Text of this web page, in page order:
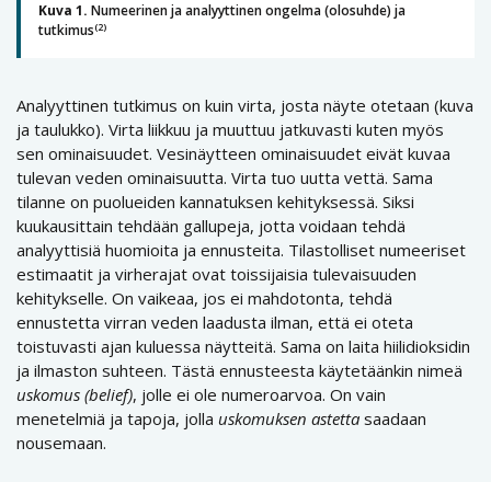
Kuva 1. Numeerinen ja analyyttinen ongelma (olosuhde) ja
tutkimus(2)
Analyyttinen tutkimus on kuin virta, josta näyte otetaan (kuva
ja taulukko). Virta liikkuu ja muuttuu jatkuvasti kuten myös
sen ominaisuudet. Vesinäytteen ominaisuudet eivät kuvaa
tulevan veden ominaisuutta. Virta tuo uutta vettä. Sama
tilanne on puolueiden kannatuksen kehityksessä. Siksi
kuukausittain tehdään gallupeja, jotta voidaan tehdä
analyyttisiä huomioita ja ennusteita. Tilastolliset numeeriset
estimaatit ja virherajat ovat toissijaisia tulevaisuuden
kehitykselle. On vaikeaa, jos ei mahdotonta, tehdä
ennustetta virran veden laadusta ilman, että ei oteta
toistuvasti ajan kuluessa näytteitä. Sama on laita hiilidioksidin
ja ilmaston suhteen. Tästä ennusteesta käytetäänkin nimeä
uskomus (belief), jolle ei ole numeroarvoa. On vain
menetelmiä ja tapoja, jolla uskomuksen astetta saadaan
nousemaan.